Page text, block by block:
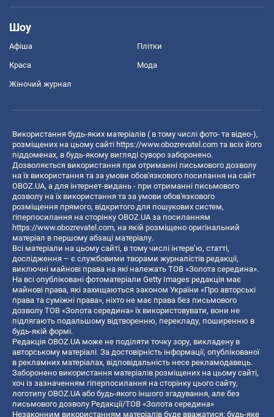
Шоу
Афіша Плітки
Краса Мода
Жіночий журнал
Використання будь-яких матеріалів ( в тому числі фото- та відео-),
розміщених на цьому сайті https://www.obozrevatel.com та всіх його
піддоменах, в будь-якому вигляді суворо заборонено.
Дозволяється використання при отриманні письмового дозволу
на їх використання та за умови обов'язкового посилання на сайт
OBOZ.UA, а для інтернет-видань - при отриманні письмового
дозволу на їх використання та за умови обов'язкового
розміщення прямого, відкритого для пошукових систем,
гіперпосилання на сторінку OBOZ.UA за посиланням
https://www.obozrevatel.com, на якій розміщено оригінальний
матеріал в першому абзаці матеріалу.
Всі матеріали на цьому сайті, в тому числі інтерв’ю, статті,
дослідження – є службовими творами журналістів редакції,
виключні майнові права на які належать ТОВ «Золота середина».
На всі опубліковані фотоматеріали Getty Images редакція має
майнові права, які захищаються законом України «Про авторські
права та суміжні права», ніхто не має права без письмового
дозволу ТОВ «Золота середина» їх використовувати, вони не
підлягають подальшому відтворенню, перекладу, поширенню в
будь-якій формі.
Редакція OBOZ.UA може не поділяти точку зору, викладену в
авторському матеріалі. За достовірність інформації, опублікованої
в рекламних матеріалах, відповідальність несе рекламодавець.
Заборонено використання матеріалів розміщених на цьому сайті,
хоч із зазначенням гіперпосилання на сторінку цього сайту,
логотипу OBOZ.UA або будь-якого іншого згадування, але без
письмового дозволу Редакції/ТОВ «Золота середина»
Незаконним використанням матеріалів буде вважатися: будь-яке